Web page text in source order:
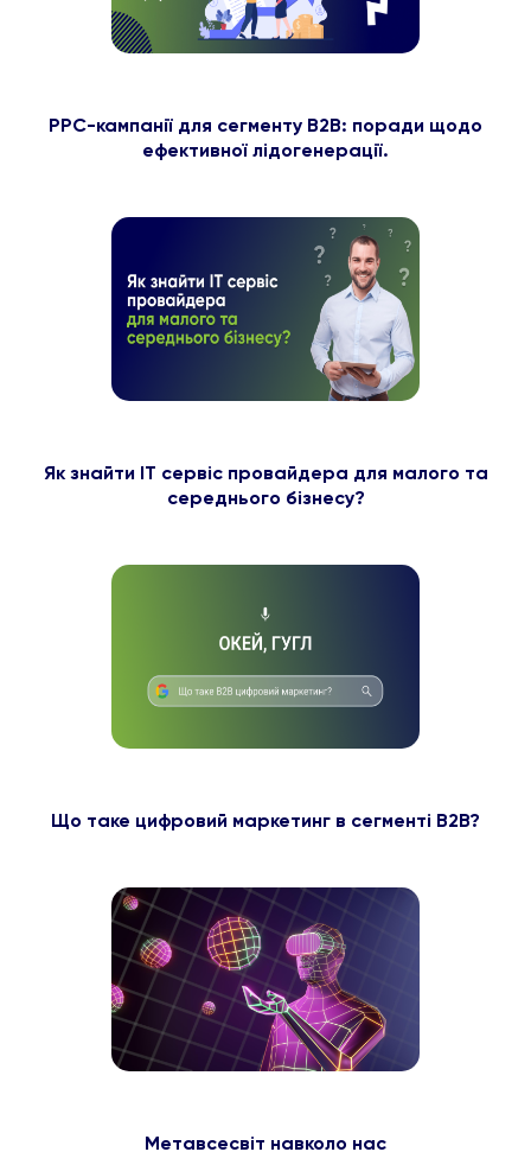
PPC-кампанії для сегменту B2B: поради щодо
ефективної лідогенерації.
Як знайти ІТ сервіс провайдера для малого та
середнього бізнесу?
Що таке цифровий маркетинг в сегменті B2B?
Метавсесвіт навколо нас